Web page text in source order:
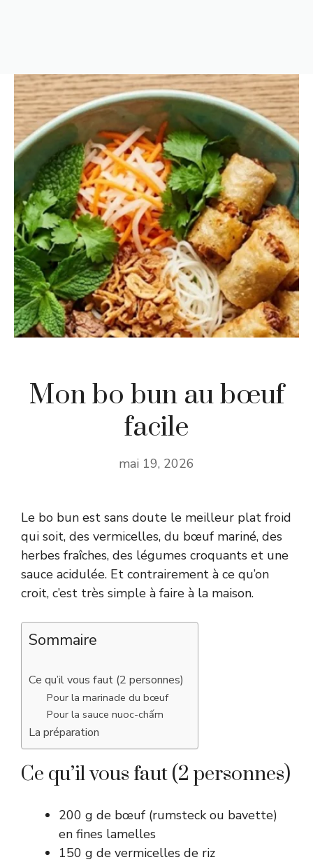
Mon bo bun au bœuf
facile
mai 19, 2026
Le bo bun est sans doute le meilleur plat froid
qui soit, des vermicelles, du bœuf mariné, des
herbes fraîches, des légumes croquants et une
sauce acidulée. Et contrairement à ce qu’on
croit, c’est très simple à faire à la maison.
Sommaire
Ce qu’il vous faut (2 personnes)
Pour la marinade du bœuf
Pour la sauce nuoc-chấm
La préparation
Ce qu’il vous faut (2 personnes)
200 g de bœuf (rumsteck ou bavette)
en fines lamelles
150 g de vermicelles de riz